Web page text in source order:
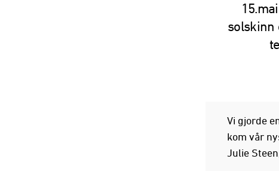
solskinn
Vi gjorde
kom vår
Julie